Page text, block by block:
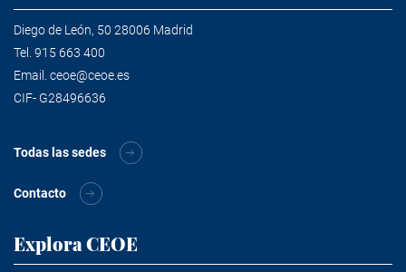
Diego de León, 50 28006 Madrid
Tel. 915 663 400
Email. ceoe@ceoe.es
CIF- G28496636
Todas las sedes
Contacto
Explora CEOE